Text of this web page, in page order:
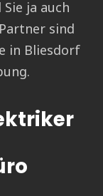
ja auch
sind
in Bliesdorf